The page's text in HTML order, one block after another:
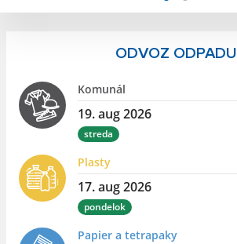
ODVOZ ODPADU
Komunál
19. aug 2026
streda
Plasty
17. aug 2026
pondelok
Papier a tetrapaky